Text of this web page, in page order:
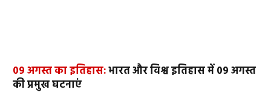
09 अगस्त का इतिहास:भारत और विश्व इतिहास में 09 अगस्त
की प्रमुख घटनाएं